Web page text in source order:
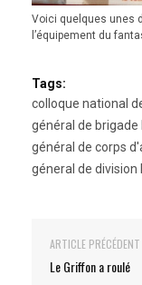
Voici quelques unes
l’équipement du
Tags:
colloque national
général de brigade
général de corps
géneral de
ARTICLE PRÉCÉDENT
Le Griffon a roulé